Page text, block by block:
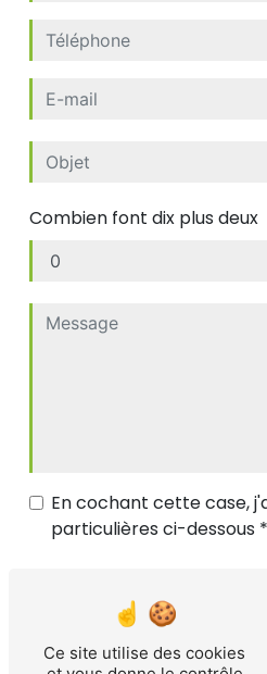
Combien font dix plus deux
En cochant cette case,
particulières ci-dessous
Ce site utilise des cookies